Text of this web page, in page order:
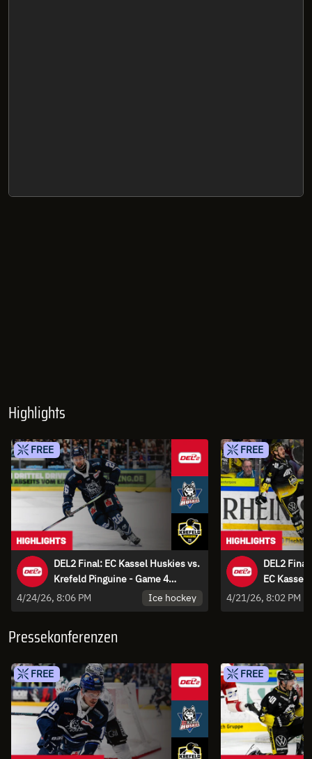
Highlights
FREE
DEL2 Final: EC Kassel Huskies vs.
Krefeld Pinguine - Game 4
Highlights
4/24/26, 8:06 PM Ice hockey
FREE
DEL2
EC Kassel
Highlights
4/21/26, 8:02 PM
Pressekonferenzen
FREE FREE